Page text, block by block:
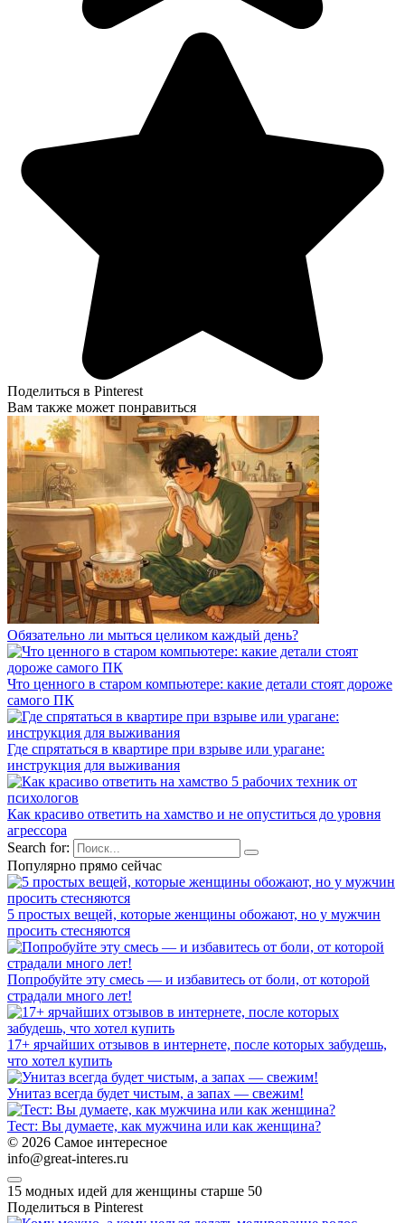
Поделиться в Pinterest
Вам также может понравиться
Обязательно ли мыться целиком каждый день?
Что ценного в старом компьютере: какие детали стоят дороже
самого ПК
Где спрятаться в квартире при взрыве или урагане:
инструкция для выживания
Как красиво ответить на хамство и не опуститься до уровня
агрессора
Search for:
Популярно прямо сейчас
5 простых вещей, которые женщины обожают, но у мужчин
просить стесняются
Попробуйте эту смесь — и избавитесь от боли, от которой
страдали много лет!
17+ ярчайших отзывов в интернете, после которых забудешь,
что хотел купить
Унитаз всегда будет чистым, а запах — свежим!
Тест: Вы думаете, как мужчина или как женщина?
© 2026 Самое интересное
info@great-interes.ru
15 модных идей для женщины старше 50
Поделиться в Pinterest